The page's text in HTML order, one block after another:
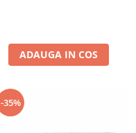
ADAUGA IN COS
-35%